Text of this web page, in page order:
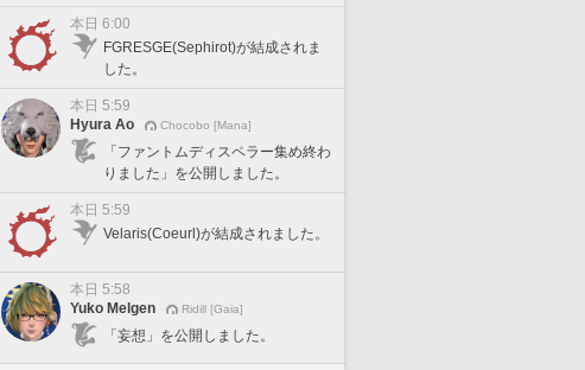
本日 6:00
FGRESGE(Sephirot)が結成されま
した。
本日 5:59
Hyura Ao
Chocobo [Mana]
「ファントムディスペラー集め終わ
りました」を公開しました。
本日 5:59
Velaris(Coeurl)が結成されました。
本日 5:58
Yuko Melgen
Ridill [Gaia]
「妄想」を公開しました。